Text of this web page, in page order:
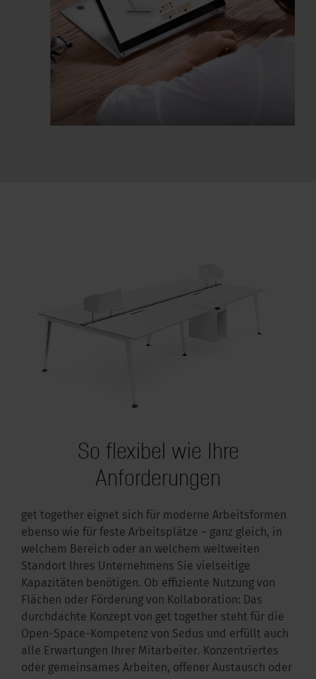
So flexibel wie Ihre
Anforderungen
get together eignet sich für moderne Arbeitsformen
ebenso wie für feste Arbeitsplätze – ganz gleich, in
welchem Bereich oder an welchem weltweiten
Standort Ihres Unternehmens Sie vielseitige
Kapazitäten benötigen. Ob effiziente Nutzung von
Flächen oder Förderung von Kollaboration: Das
durchdachte Konzept von get together steht für die
Open-Space-Kompetenz von Sedus und erfüllt auch
alle Erwartungen Ihrer Mitarbeiter. Konzentriertes
oder gemeinsames Arbeiten, offener Austausch oder